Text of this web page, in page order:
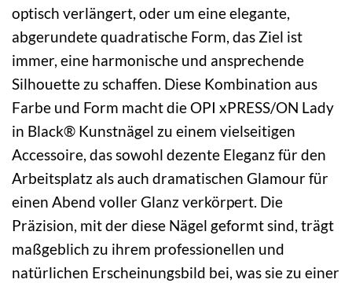
optisch verlängert, oder um eine elegante,
abgerundete quadratische Form, das Ziel ist
immer, eine harmonische und ansprechende
Silhouette zu schaffen. Diese Kombination aus
Farbe und Form macht die OPI xPRESS/ON Lady
in Black® Kunstnägel zu einem vielseitigen
Accessoire, das sowohl dezente Eleganz für den
Arbeitsplatz als auch dramatischen Glamour für
einen Abend voller Glanz verkörpert. Die
Präzision, mit der diese Nägel geformt sind, trägt
maßgeblich zu ihrem professionellen und
natürlichen Erscheinungsbild bei, was sie zu einer